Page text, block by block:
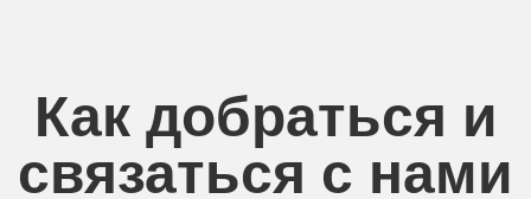
Как добраться и
связаться с нами